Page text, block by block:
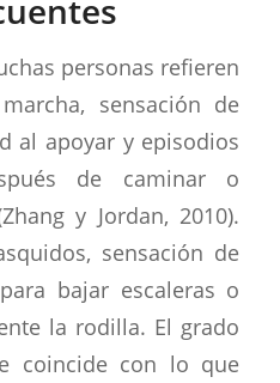
personas refieren
sensación de
al apoyar y episodios
de caminar o
y Jordan, 2010).
sensación de
bajar escaleras o
la rodilla. El grado
coincide con lo que